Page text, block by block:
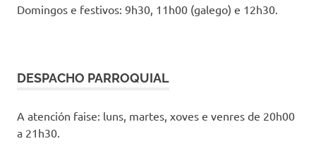
Domingos e festivos: 9h30, 11h00 (galego) e 12h30.
DESPACHO PARROQUIAL
A atención faise: luns, martes, xoves e venres de 20h00
a 21h30.